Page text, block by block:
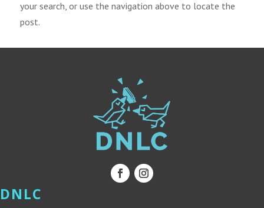
your search, or use the navigation above to locate the
post.
DNLC